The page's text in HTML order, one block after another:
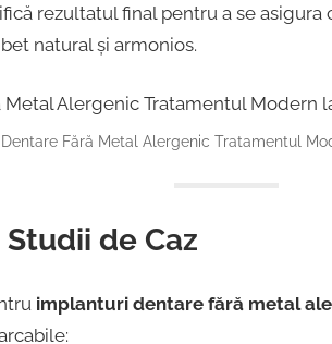
rezultatul final pentru a se
natural și armonios.
Fără Metal Alergenic Tratamentul
de Caz
implanturi dentare fără metal